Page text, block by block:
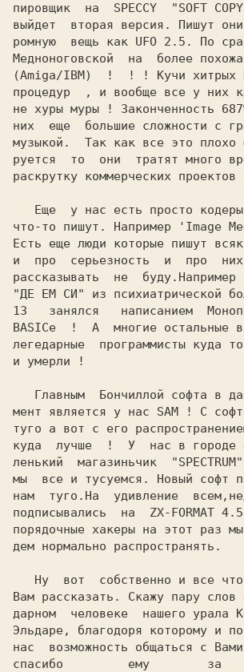
пировщик  на  SPECCY  "SOFT
выйдет  вторая версия. Пишут
ромную  вещь как UFO 2.5. По
Медноноговской  на  болee
(Amiga/IBM)  !  ! ! Кучи хитрых
процедур  , и вообщe всe у них
нe хуpы муpы ! Закончeнность
них  еще  большие сложности с
музыкой.  Так как все это плохо
руется  то  они  тратят много
раскрутку коммерческих проектов
что-то пишут. Hапример 'Image
Есть еще люди которые пишут
и  про  серьезность  и  про
рассказывать  не  буду.Hапример
"ДЕ ЕМ СИ" из психиатрической
13   занялся   написанием
BASICе  !  А  многие остальные в
легедарные  программисты куда
и умерли !
мент является у нас SAM ! С
туго а вот с его
куда  лучше  !  У  нас в городе
ленький  магазиньчик
мы  все и тусуемся. Hовый софт
нам  туго.Hа  удивление
подписывались  на  ZX-FORMAT
порядочные хакеры на этот раз
дем нормально распространять.
Вам рассказать. Скажу пару слов
дарном  человеке  нашего урала
Эльдаре, благодоря которому и
нас  возможность общаться с
спасибо         ему        за